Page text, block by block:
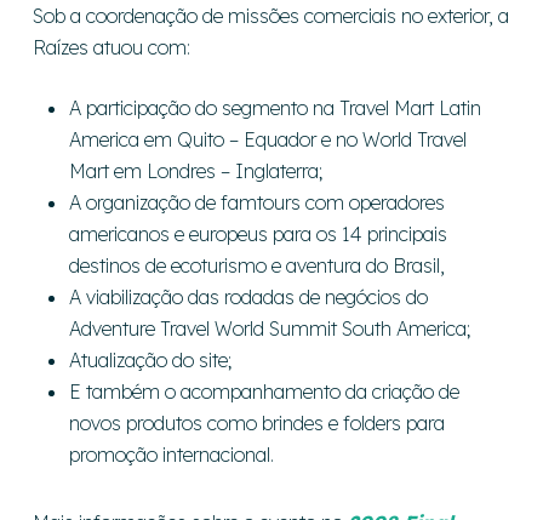
Sob a coordenação de missões comerciais no exterior, a
Raízes atuou com:
A participação do segmento na Travel Mart Latin
America em Quito – Equador e no World Travel
Mart em Londres – Inglaterra;
A organização de famtours com operadores
americanos e europeus para os 14 principais
destinos de ecoturismo e aventura do Brasil,
A viabilização das rodadas de negócios do
Adventure Travel World Summit South America;
Atualização do site;
E também o acompanhamento da criação de
novos produtos como brindes e folders para
promoção internacional.